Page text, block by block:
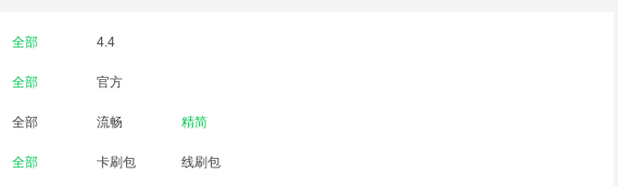
全部 4.4
全部 官方
全部 流畅 精简
全部 卡刷包 线刷包